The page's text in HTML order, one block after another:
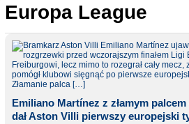
Europa League
Emiliano Martínez z złamym
dał Aston Villi pierwszy europejski